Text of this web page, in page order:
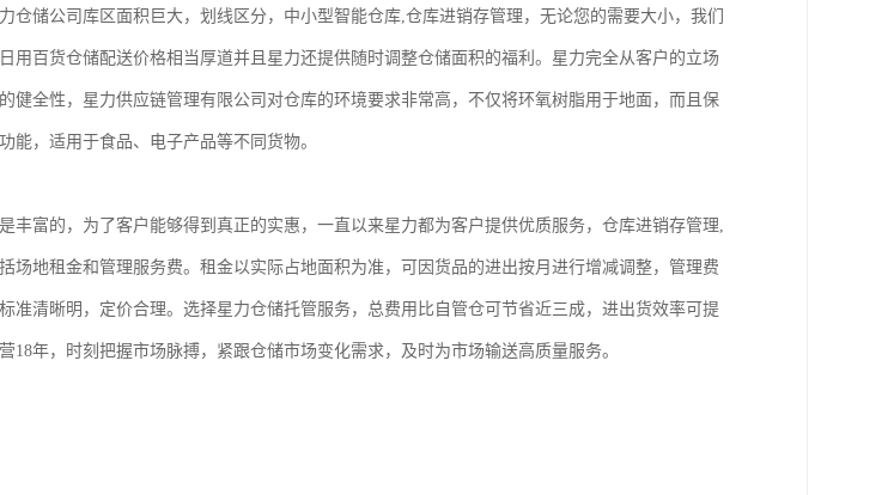
仓储公司库区面积巨大，划线区分，中小型智能仓库,仓库进销存管理，无论您的需要大小，我们
用百货仓储配送价格相当厚道并且星力还提供随时调整仓储面积的福利。星力完全从客户的立场
健全性，星力供应链管理有限公司对仓库的环境要求非常高，不仅将环氧树脂用于地面，而且保
能，适用于食品、电子产品等不同货物。
丰富的，为了客户能够得到真正的实惠，一直以来星力都为客户提供优质服务，仓库进销存管理,
场地租金和管理服务费。租金以实际占地面积为准，可因货品的进出按月进行增减调整，管理费
准清晰明，定价合理。选择星力仓储托管服务，总费用比自管仓可节省近三成，进出货效率可提
18年，时刻把握市场脉搏，紧跟仓储市场变化需求，及时为市场输送高质量服务。